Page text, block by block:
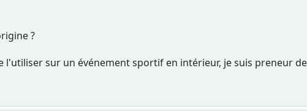
?
l'utiliser sur un événement sportif en intérieur, je suis preneur